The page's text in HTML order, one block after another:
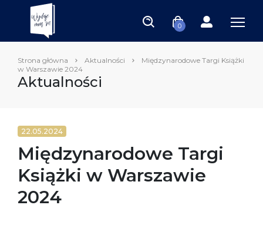
0
Strona główna Aktualności
Międzynarodowe Targi Książki
w Warszawie 2024
Aktualności
22.05.2024
Międzynarodowe Targi
Książki w Warszawie
2024